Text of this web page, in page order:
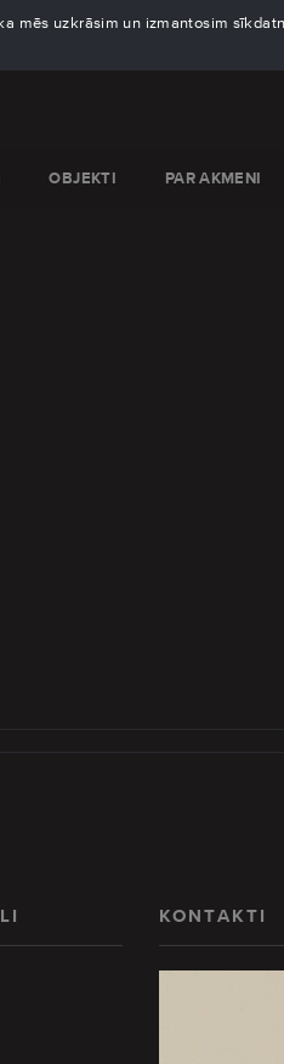
mēs uzkrāsim un izmantosim
OBJEKTI PAR AKMENI
KONTAKTI